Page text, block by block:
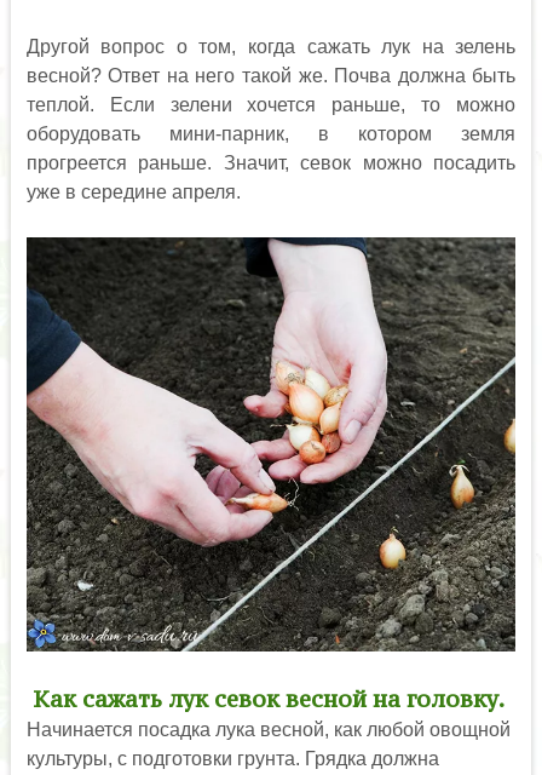
Другой вопрос о том, когда сажать лук на зелень
весной? Ответ на него такой же. Почва должна быть
теплой. Если зелени хочется раньше, то можно
оборудовать мини-парник, в котором земля
прогреется раньше. Значит, севок можно посадить
уже в середине апреля.
Как сажать лук севок весной на головку.
Начинается посадка лука весной, как любой овощной
культуры, с подготовки грунта. Грядка должна